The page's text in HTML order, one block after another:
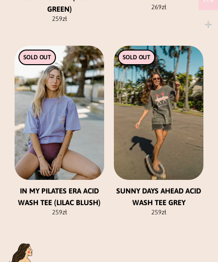
GREEN)
259zł
269zł
SOLD OUT
IN MY PILATES ERA ACID
WASH TEE (LILAC BLUSH)
259zł
Ten
produkt
ma
wiele
wariantów.
Opcje
można
wybrać
na
stronie
produktu
SOLD OUT
SUNNY DAYS AHEAD ACID
WASH TEE GREY
259zł
Ten
produkt
ma
wiele
wariantów.
Opcje
można
wybrać
na
stronie
produktu